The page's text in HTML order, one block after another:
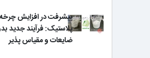
پیشرفت در افزایش چرخه
پلاستیک: فرآیند جدید
ضایعات و مقیاس پذیر